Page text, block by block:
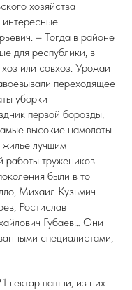
хозяйства
– Тогда в районе
для республики, в
или совхоз. Урожаи
переходящее
уборки
первой борозды,
высокие намолоты
жилье лучшим
работы тружеников
были в то
Михаил Кузьмич
Ростислав
Губаев… Они
специалистами,
гектар пашни, из них